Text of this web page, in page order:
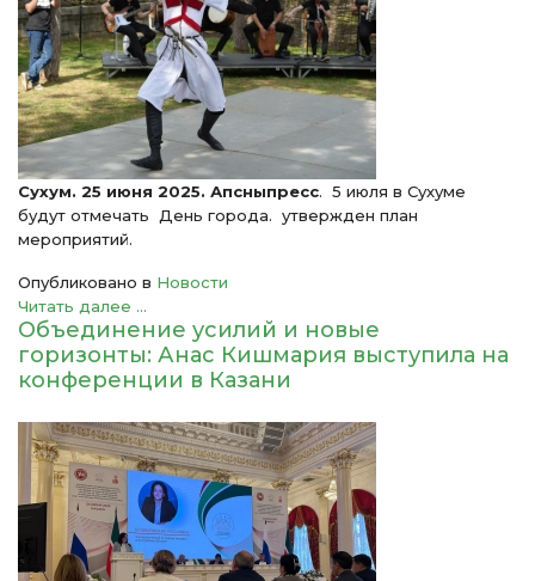
Сухум. 25 июня 2025. Апсныпресс. 5 июля в Сухуме
будут отмечать День города. утвержден план
мероприятий.
Опубликовано в Новости
Читать далее ...
Объединение усилий и новые
горизонты: Анас Кишмария выступила на
конференции в Казани